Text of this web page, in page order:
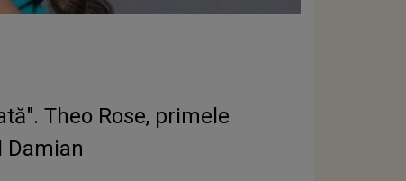
Theo Rose, primele
Damian